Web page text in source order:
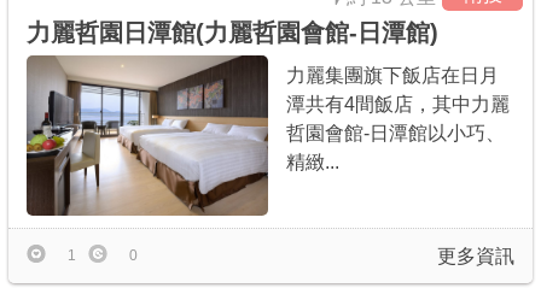
力麗哲園日潭館(力麗哲園會館-日潭館)
力麗集團旗下飯店在日月
潭共有4間飯店，其中力麗
哲園會館-日潭館以小巧、
精緻...
更多資訊
1 0